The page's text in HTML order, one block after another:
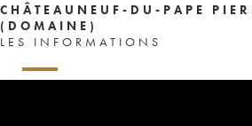
CHÂTEAUNEUF-DU-PAPE
(DOMAINE)
LES INFORMATIONS